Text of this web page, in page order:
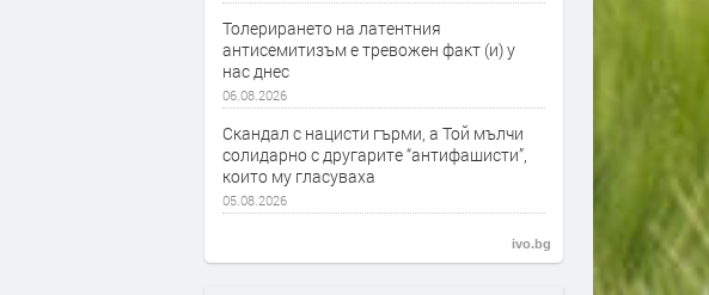
Толерирането на латентния
антисемитизъм е тревожен факт (и) у
нас днес
06.08.2026
Скандал с нацисти гърми, а Той мълчи
солидарно с другарите “антифашисти”,
които му гласуваха
05.08.2026
ivo.bg